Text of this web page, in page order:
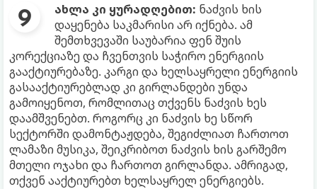
ახლა კი ყურადღებით: ნაძვის ხის
დაყენება საკმარისი არ იქნება. ამ
შემთხვევაში საუბარია ფენ შუის
კორექციაზე და ჩვენთვის საჭირო ენერგიის
გააქტიურებაზე. კარგი და ხელსაყრელი ენერგიის
გასააქტიურებლად კი გირლანდები უნდა
გამოიყენოთ, რომლითაც თქვენს ნაძვის ხეს
დაამშვენებთ. როგორც კი ნაძვის ხე სწორ
სექტორში დამონტაჟდება, შეგიძლიათ ჩართოთ
ლამაზი მუსიკა, შეიკრიბოთ ნაძვის ხის გარშემო
მთელი ოჯახი და ჩართოთ გირლანდა. ამრიგად,
თქვენ ააქტიურებთ ხელსაყრელ ენერგიებს.